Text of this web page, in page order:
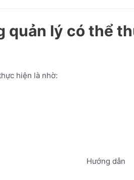
quản lý có thể
hiện là nhờ:
Hướng dẫn